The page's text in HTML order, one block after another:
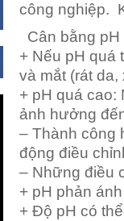
công nghiệp.
Cân bằng pH
+ Nếu pH quá
và mắt (rát da,
+ pH quá cao:
ảnh hưởng
– Thành công
động điều
– Những điều
+ pH phản
+ Độ pH có